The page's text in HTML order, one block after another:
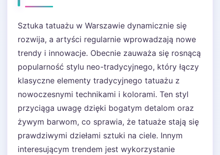
Sztuka tatuażu w Warszawie dynamicznie się
rozwija, a artyści regularnie wprowadzają nowe
trendy i innowacje. Obecnie zauważa się rosnącą
popularność stylu neo-tradycyjnego, który łączy
klasyczne elementy tradycyjnego tatuażu z
nowoczesnymi technikami i kolorami. Ten styl
przyciąga uwagę dzięki bogatym detalom oraz
żywym barwom, co sprawia, że tatuaże stają się
prawdziwymi dziełami sztuki na ciele. Innym
interesującym trendem jest wykorzystanie